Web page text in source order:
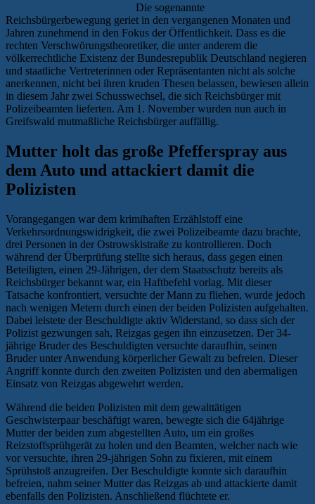
Die sogenannte
Reichsbürgerbewegung geriet in den vergangenen Monaten und
Jahren zunehmend in den Fokus der Öffentlichkeit. Dass es die
rechten Verschwörungstheoretiker, die unter anderem die
völkerrechtliche Existenz der Bundesrepublik Deutschland negieren
und staatliche Vertreterinnen oder Repräsentanten nicht als solche
anerkennen, nicht bei ihren kruden Thesen belassen, bewiesen allein
in diesem Jahr zwei Schusswechsel, die sich Reichsbürger mit
Polizeibeamten lieferten. Am 1. November wurden nun auch in
Greifswald mutmaßliche Reichsbürger auffällig.
Mutter holt das große Pfefferspray aus
dem Auto und attackiert damit die
Polizisten
Vorangegangen war dem krimihaften Erzählstoff eine
Verkehrsordnungswidrigkeit, die zwei Polizeibeamte dazu brachte,
drei Personen in der Ostrowskistraße zu kontrollieren. Doch
während der Überprüfung stellte sich heraus, dass gegen einen
Beteiligten, einen 29-Jährigen, der dem Staatsschutz bereits als
Reichsbürger bekannt war, ein Haftbefehl vorlag. Mit dieser
Tatsache konfrontiert, versuchte der Mann zu fliehen, wurde jedoch
nach wenigen Metern durch einen der beiden Polizisten aufgehalten.
Dabei leistete der Beschuldigte aktiv Widerstand, so dass sich der
Polizist gezwungen sah, Reizgas gegen ihn einzusetzen. Der 34-
jährige Bruder des Beschuldigten versuchte daraufhin, seinen
Bruder unter Anwendung körperlicher Gewalt zu befreien. Dieser
Angriff konnte durch den zweiten Polizisten und den abermaligen
Einsatz von Reizgas abgewehrt werden.
Während die beiden Polizisten mit dem gewalttätigen
Geschwisterpaar beschäftigt waren, bewegte sich die 64jährige
Mutter der beiden zum abgestellten Auto, um ein großes
Reizstoffsprühgerät zu holen und den Beamten, welcher nach wie
vor versuchte, ihren 29-jährigen Sohn zu fixieren, mit einem
Sprühstoß anzugreifen. Der Beschuldigte konnte sich daraufhin
befreien, nahm seiner Mutter das Reizgas ab und attackierte damit
ebenfalls den Polizisten. Anschließend flüchtete er.